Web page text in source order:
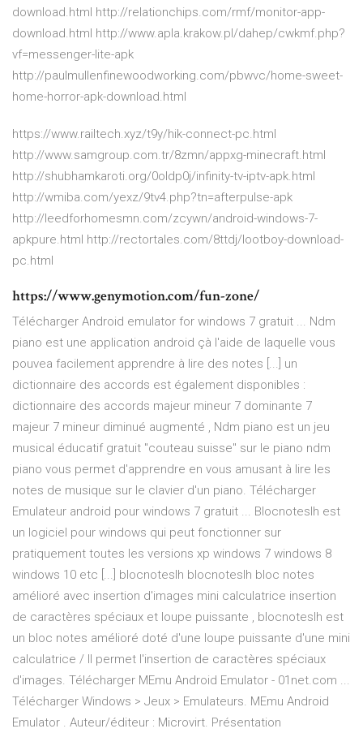
download.html http://relationchips.com/rmf/monitor-app-
download.html http://www.apla.krakow.pl/dahep/cwkmf.php?
vf=messenger-lite-apk
http://paulmullenfinewoodworking.com/pbwvc/home-sweet-
home-horror-apk-download.html
https://www.railtech.xyz/t9y/hik-connect-pc.html
http://www.samgroup.com.tr/8zmn/appxg-minecraft.html
http://shubhamkaroti.org/0oldp0j/infinity-tv-iptv-apk.html
http://wmiba.com/yexz/9tv4.php?tn=afterpulse-apk
http://leedforhomesmn.com/zcywn/android-windows-7-
apkpure.html http://rectortales.com/8ttdj/lootboy-download-
pc.html
https://www.genymotion.com/fun-zone/
Télécharger Android emulator for windows 7 gratuit ... Ndm
piano est une application android çà l'aide de laquelle vous
pouvea facilement apprendre à lire des notes [...] un
dictionnaire des accords est également disponibles :
dictionnaire des accords majeur mineur 7 dominante 7
majeur 7 mineur diminué augmenté , Ndm piano est un jeu
musical éducatif gratuit "couteau suisse" sur le piano ndm
piano vous permet d'apprendre en vous amusant à lire les
notes de musique sur le clavier d'un piano. Télécharger
Emulateur android pour windows 7 gratuit ... Blocnoteslh est
un logiciel pour windows qui peut fonctionner sur
pratiquement toutes les versions xp windows 7 windows 8
windows 10 etc [...] blocnoteslh blocnoteslh bloc notes
amélioré avec insertion d'images mini calculatrice insertion
de caractères spéciaux et loupe puissante , blocnoteslh est
un bloc notes amélioré doté d'une loupe puissante d'une mini
calculatrice / Il permet l'insertion de caractères spéciaux
d'images. Télécharger MEmu Android Emulator - 01net.com ...
Télécharger Windows > Jeux > Emulateurs. MEmu Android
Emulator . Auteur/éditeur : Microvirt. Présentation